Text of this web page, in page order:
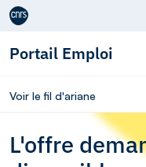
Aller au contenu
Portail Emploi
Voir le fil d'ariane
L'offre